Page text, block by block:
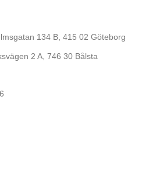
134 B, 415 02 Göteborg
2 A, 746 30 Bålsta